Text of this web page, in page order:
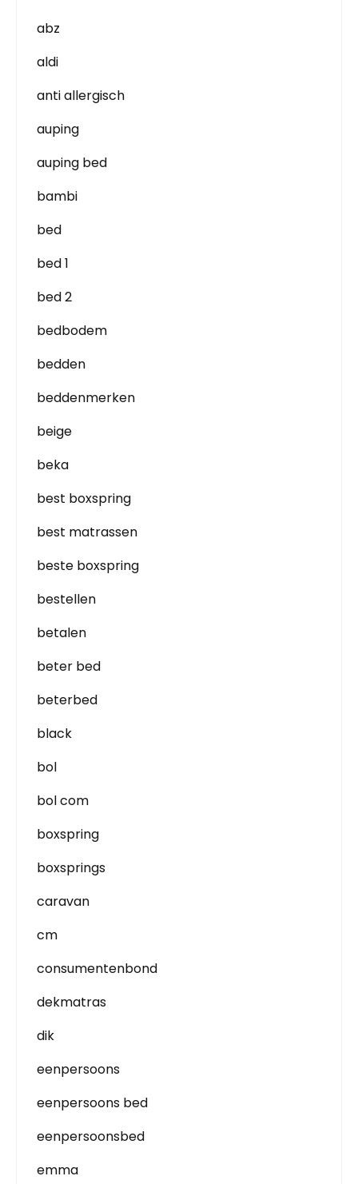
abz
aldi
anti allergisch
auping
auping bed
bambi
bed
bed 1
bed 2
bedbodem
bedden
beddenmerken
beige
beka
best boxspring
best matrassen
beste boxspring
bestellen
betalen
beter bed
beterbed
black
bol
bol com
boxspring
boxsprings
caravan
cm
consumentenbond
dekmatras
dik
eenpersoons
eenpersoons bed
eenpersoonsbed
emma